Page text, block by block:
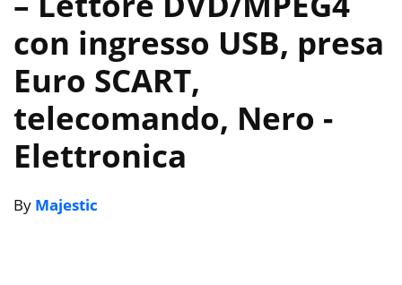
con ingresso USB, presa
Euro SCART,
telecomando, Nero -
Elettronica
By Majestic